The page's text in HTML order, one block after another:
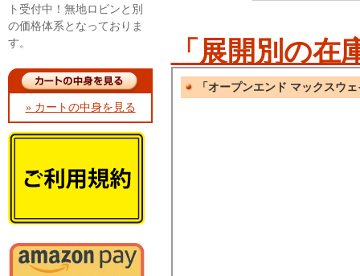
ト受付中！無地ロビンと別
の価格体系となっておりま
す。
» カートの中身を見る
「展開別の在